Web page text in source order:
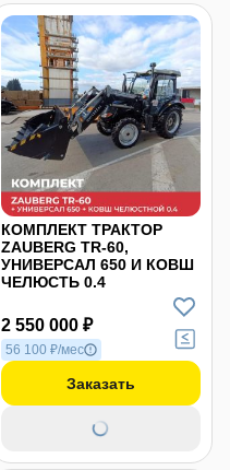
КОМПЛЕКТ ТРАКТОР
ZAUBERG TR-60,
УНИВЕРСАЛ 650 И КОВШ
ЧЕЛЮСТЬ 0.4
2 550 000 ₽
56 100 ₽/мес
Заказать